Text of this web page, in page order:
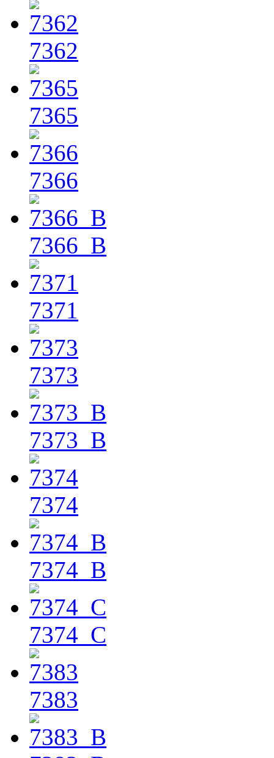
7362
7365
7366
7366_B
7371
7373
7373_B
7374
7374_B
7374_C
7383